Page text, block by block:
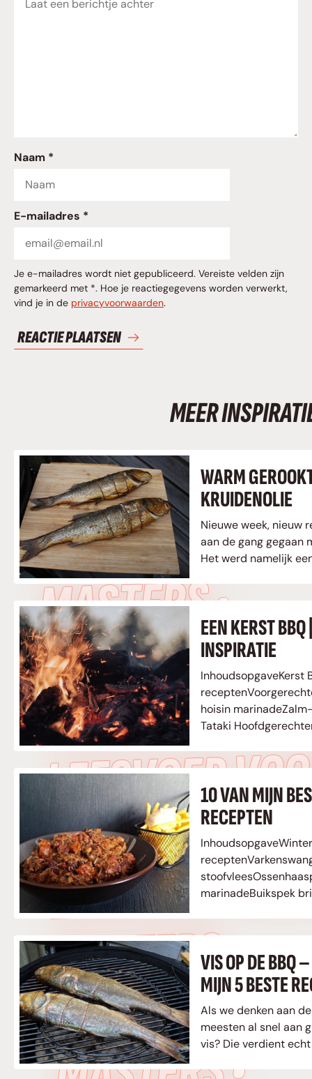
Naam *
E-mailadres *
Je e-mailadres wordt niet gepubliceerd. Vereiste velden zijn
gemarkeerd met *. Hoe je reactiegegevens worden verwerkt,
vind je in de privacyvoorwaarden.
LEESVOER
MASTERS •
LEESVOER
MASTERS •
LEESVOER
MASTERS •
LEESVOER
MASTERS •
LEESVOER
MEER
WARM
KRUIDENOLIE
Nieuwe week, nieuw
aan de gang gegaan
Het werd namelijk
EEN KERST
INSPIRATIE
InhoudsopgaveKerst
hoisin
Tataki
carpaccio
10 VAN MIJN
RECEPTEN
marinadeBuikspek
met zelfgemaakte…
VIS OP DE BBQ
MIJN 5 BESTE
Als we denken aan
meesten al snel aan
vis? Die verdient